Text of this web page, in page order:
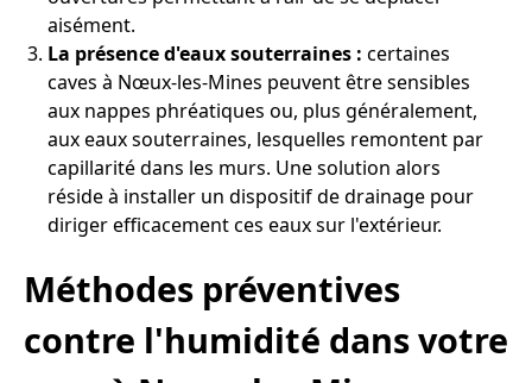
aisément.
La présence d'eaux souterraines : certaines
caves à Nœux-les-Mines peuvent être sensibles
aux nappes phréatiques ou, plus généralement,
aux eaux souterraines, lesquelles remontent par
capillarité dans les murs. Une solution alors
réside à installer un dispositif de drainage pour
diriger efficacement ces eaux sur l'extérieur.
Méthodes préventives
contre l'humidité dans votre